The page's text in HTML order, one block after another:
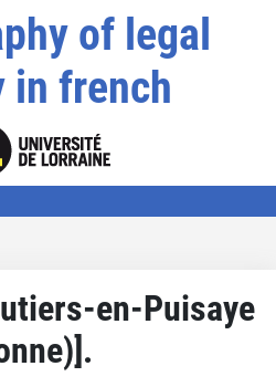
of legal
in french
en-Puisaye